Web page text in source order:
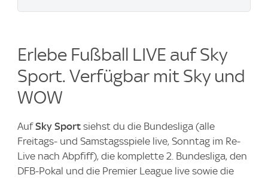
Erlebe Fußball LIVE auf Sky
Sport. Verfügbar mit Sky und
WOW
AufSky Sport siehst du die Bundesliga (alle
Freitags- und Samstagsspiele live, Sonntag im Re-
Live nach Abpfiff), die komplette 2. Bundesliga, den
DFB-Pokal und die Premier League live sowie die